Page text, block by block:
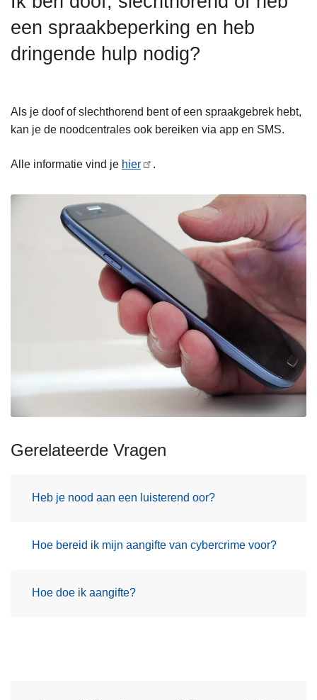
een spraakbeperking en heb
dringende hulp nodig?
Als je doof of slechthorend bent of een spraakgebrek hebt,
kan je de noodcentrales ook bereiken via app en SMS.
Alle informatie vind je hier .
Gerelateerde Vragen
Heb je nood aan een luisterend oor?
Hoe bereid ik mijn aangifte van cybercrime voor?
Hoe doe ik aangifte?